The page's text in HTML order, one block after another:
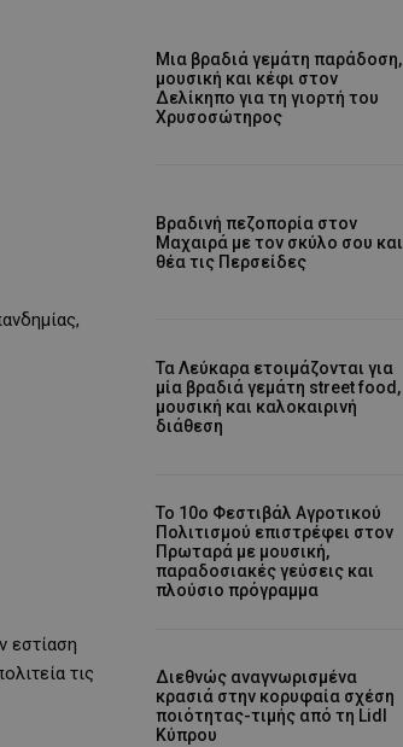
εστίαση
τις
Μια βραδιά γεμάτη παράδοση,
μουσική και κέφι στον
Δελίκηπο για τη γιορτή του
Χρυσοσώτηρος
Βραδινή πεζοπορία στον
Μαχαιρά με τον σκύλο σου και
θέα τις Περσείδες
Τα Λεύκαρα ετοιμάζονται για
μία βραδιά γεμάτη street food,
μουσική και καλοκαιρινή
διάθεση
Το 10ο Φεστιβάλ Αγροτικού
Πολιτισμού επιστρέφει στον
Πρωταρά με μουσική,
παραδοσιακές γεύσεις και
πλούσιο πρόγραμμα
Διεθνώς αναγνωρισμένα
κρασιά στην κορυφαία σχέση
ποιότητας-τιμής από τη Lidl
Κύπρου